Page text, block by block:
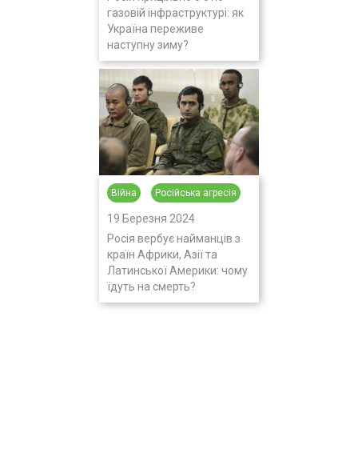
газовій інфраструктурі: як
Україна переживе
наступну зиму?
Війна Російська агресія
19 Березня 2024
Росія вербує найманців з
країн Африки, Азії та
Латинської Америки: чому
їдуть на смерть?